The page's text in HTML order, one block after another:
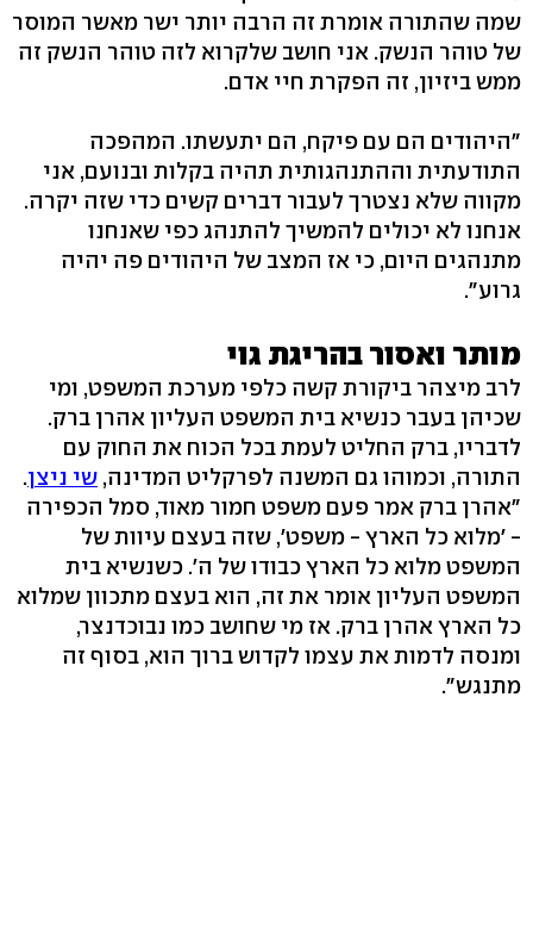
שמה שהתורה אומרת זה הרבה יותר ישר מאשר המוסר
של טוהר הנשק. אני חושב שלקרוא לזה טוהר הנשק זה
ממש ביזיון, זה הפקרת חיי אדם.
"היהודים הם עם פיקח, הם יתעשתו. המהפכה
התודעתית וההתנהגותית תהיה בקלות ובנועם, אני
מקווה שלא נצטרך לעבור דברים קשים כדי שזה יקרה.
אנחנו לא יכולים להמשיך להתנהג כפי שאנחנו
מתנהגים היום, כי אז המצב של היהודים פה יהיה
גרוע".
מותר ואסור בהריגת גוי
לרב מיצהר ביקורת קשה כלפי מערכת המשפט, ומי
שכיהן בעבר כנשיא בית המשפט העליון אהרן ברק.
לדבריו, ברק החליט לעמת בכל הכוח את החוק עם
התורה, וכמוהו גם המשנה לפרקליט המדינה, שי ניצן.
"אהרן ברק אמר פעם משפט חמור מאוד, סמל הכפירה
- 'מלוא כל הארץ - משפט', שזה בעצם עיוות של
המשפט מלוא כל הארץ כבודו של ה'. כשנשיא בית
המשפט העליון אומר את זה, הוא בעצם מתכוון שמלוא
כל הארץ אהרן ברק. אז מי שחושב כמו נבוכדנצר,
ומנסה לדמות את עצמו לקדוש ברוך הוא, בסוף זה
מתנגש".